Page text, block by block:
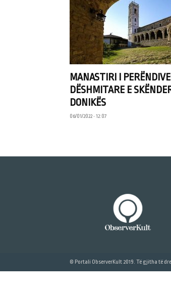
MANASTIRI I
DËSHMITARE E
DONIKËS
06/01/2022 • 12:07
© Portali ObserverKult 2019. Të gjitha të